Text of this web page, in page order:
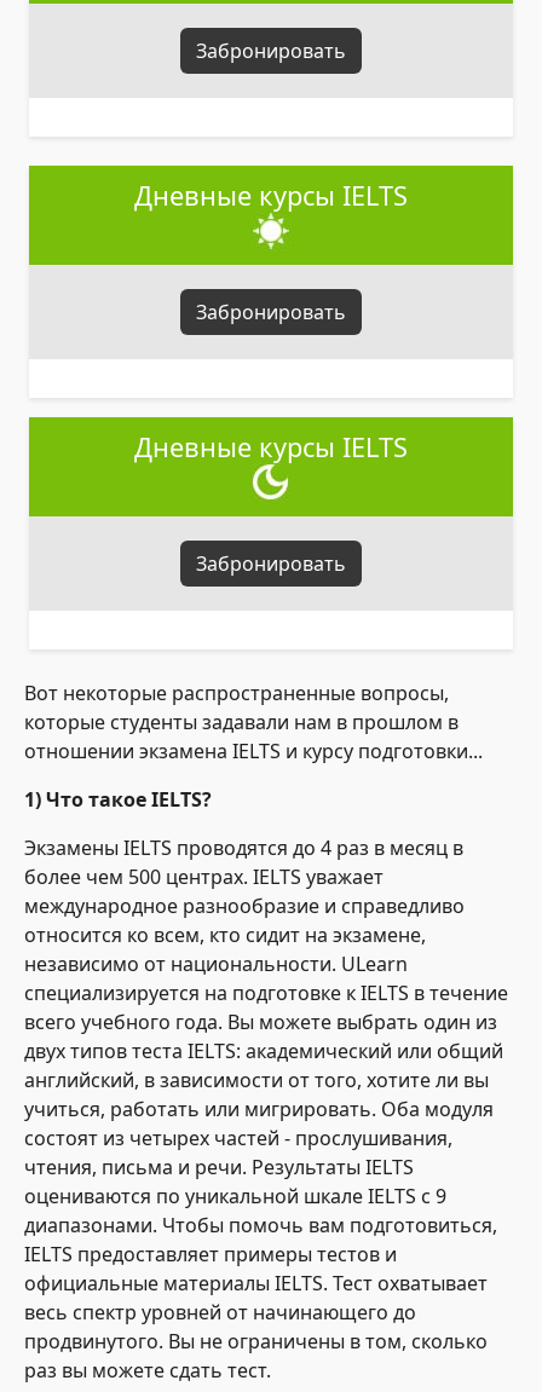
Забронировать
Дневные курсы IELTS
Забронировать
Дневные курсы IELTS
Забронировать
Вот некоторые распространенные вопросы,
которые студенты задавали нам в прошлом в
отношении экзамена IELTS и курсу подготовки...
1) Что такое IELTS?
Экзамены IELTS проводятся до 4 раз в месяц в
более чем 500 центрах. IELTS уважает
международное разнообразие и справедливо
относится ко всем, кто сидит на экзамене,
независимо от национальности. ULearn
специализируется на подготовке к IELTS в течение
всего учебного года. Вы можете выбрать один из
двух типов теста IELTS: академический или общий
английский, в зависимости от того, хотите ли вы
учиться, работать или мигрировать. Оба модуля
состоят из четырех частей - прослушивания,
чтения, письма и речи. Результаты IELTS
оцениваются по уникальной шкале IELTS с 9
диапазонами. Чтобы помочь вам подготовиться,
IELTS предоставляет примеры тестов и
официальные материалы IELTS. Тест охватывает
весь спектр уровней от начинающего до
продвинутого. Вы не ограничены в том, сколько
раз вы можете сдать тест.